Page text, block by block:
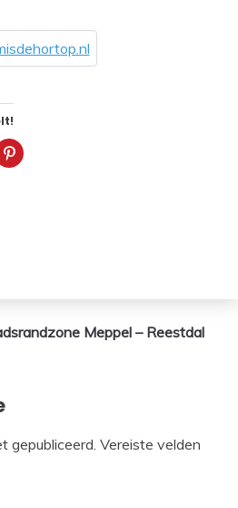
Meppel – Reestdal
gepubliceerd. Vereiste velden